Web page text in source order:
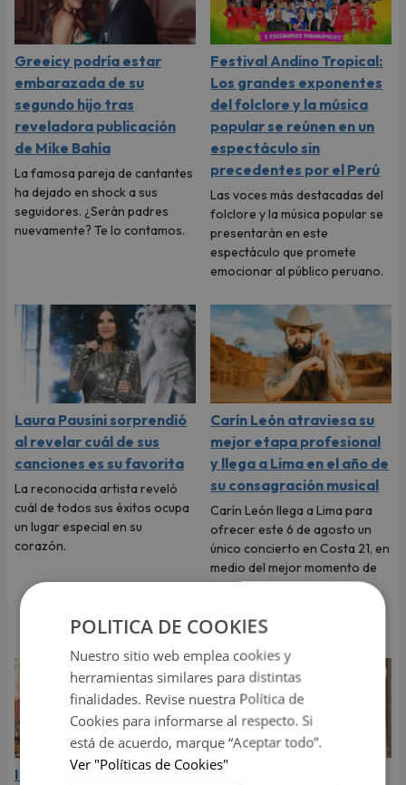
Greeicy podría estar
embarazada de su
segundo hijo tras
reveladora publicación
de Mike Bahía
La famosa pareja de cantantes
ha dejado en shock a sus
seguidores. ¿Serán padres
nuevamente? Te lo contamos.
Festival Andino Tropical:
Los grandes exponentes
del folclore y la música
popular se reúnen en un
espectáculo sin
precedentes por el Perú
Las voces más destacadas del
folclore y la música popular se
presentarán en este
espectáculo que promete
emocionar al público peruano.
Laura Pausini sorprendió
al revelar cuál de sus
canciones es su favorita
La reconocida artista reveló
cuál de todos sus éxitos ocupa
un lugar especial en su
corazón.
Carín León atraviesa su
mejor etapa profesional
y llega a Lima en el año de
su consagración musical
Carín León llega a Lima para
ofrecer este 6 de agosto un
único concierto en Costa 21, en
medio del mejor momento de
su carrera y con las últimas
Teleticket.
Indy Fontaine estará por
Shawn Mendes grita su
POLITICA DE COOKIES
Nuestro sitio web emplea cookies y
herramientas similares para distintas
finalidades. Revise nuestra Política de
Cookies para informarse al respecto. Si
está de acuerdo, marque “Aceptar todo”.
Ver "Políticas de Cookies"